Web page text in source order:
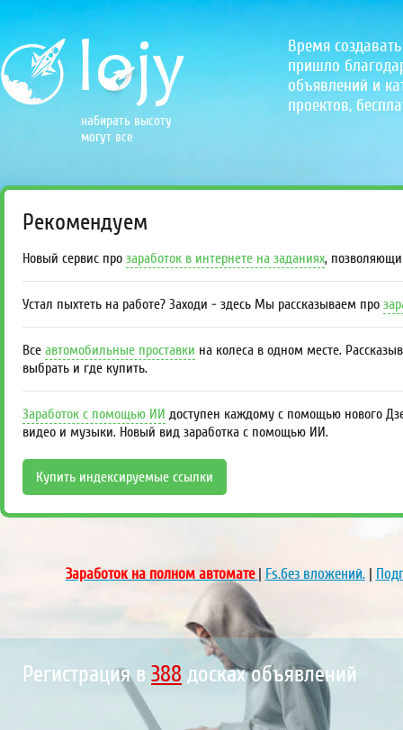
набирать высоту
могут все
Время
пришло
объявлений и
проектов,
Рекомендуем
Новый сервис про заработок в интернете на заданиях,
Устал пыхтеть на работе? Заходи - здесь Мы рассказываем про
Все автомобильные проставки на колеса в одном месте.
выбрать и где купить.
Заработок с помощью ИИ доступен каждому с помощью нового
видео и музыки. Новый вид заработка с помощью ИИ.
Купить индексируемые ссылки
Заработок на полном автомате| Fs.без вложений.|
Регистрация в 440 досках объявлений